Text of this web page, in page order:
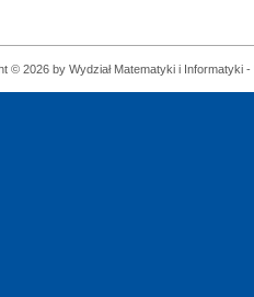
© 2026 by Wydział Matematyki i Informatyki